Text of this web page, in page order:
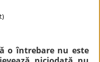
o întrebare nu este